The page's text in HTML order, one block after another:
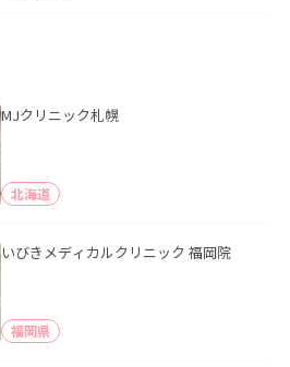
MJクリニック札幌
北海道
いびきメディカルクリニック 福岡院
福岡県